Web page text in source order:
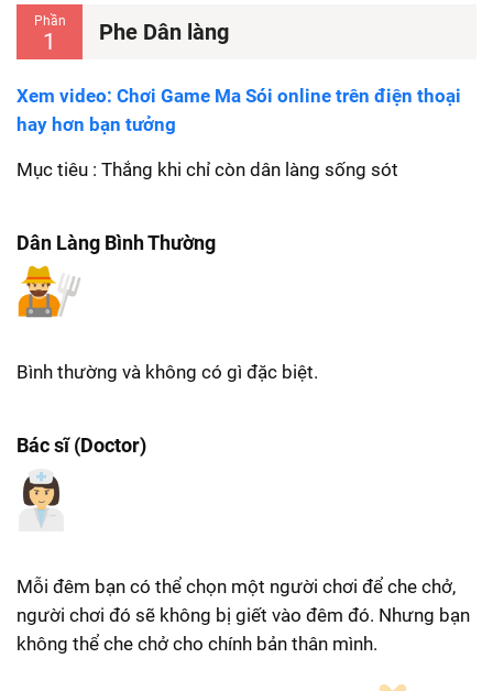
Phần
1 Phe Dân làng
Xem video: Chơi Game Ma Sói online trên điện thoại
hay hơn bạn tưởng
Mục tiêu : Thắng khi chỉ còn dân làng sống sót
Dân Làng Bình Thường
Bình thường và không có gì đặc biệt.
Bác sĩ (Doctor)
Mỗi đêm bạn có thể chọn một người chơi để che chở,
người chơi đó sẽ không bị giết vào đêm đó. Nhưng bạn
không thể che chở cho chính bản thân mình.